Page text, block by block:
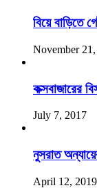
বিয়ে বাড়িতে
November
কক্সবাজারের
July 7, 2017
নুসরাত
April 12, 2019